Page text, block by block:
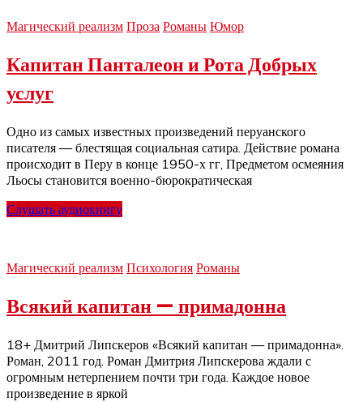
Магический реализм Проза Романы Юмор
Капитан Панталеон и Рота Добрых
услуг
Одно из самых известных произведений перуанского
писателя — блестящая социальная сатира. Действие романа
происходит в Перу в конце 1950-х гг, Предметом осмеяния
Льосы становится военно-бюрократическая
Слушать аудиокнигу
Магический реализм Психология Романы
Всякий капитан — примадонна
18+ Дмитрий Липскеров «Всякий капитан — примадонна».
Роман, 2011 год. Роман Дмитрия Липскерова ждали с
огромным нетерпением почти три года. Каждое новое
произведение в яркой